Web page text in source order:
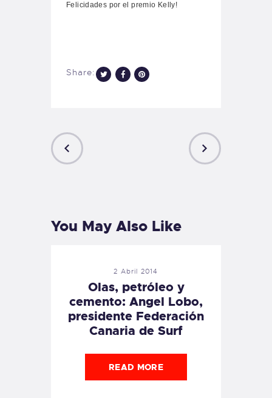
Felicidades por el premio Kelly!
Share:
You May Also Like
2 Abril 2014
Olas, petróleo y
cemento: Angel Lobo,
presidente Federación
Canaria de Surf
READ MORE